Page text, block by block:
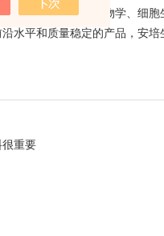
建立了涵盖分子生物学、细
水平和质量稳定的产品，安
重要